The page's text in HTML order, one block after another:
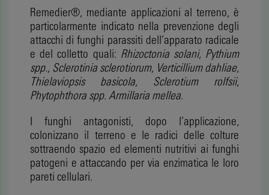
Remedier®, mediante applicazioni al terreno, è
particolarmente indicato nella prevenzione degli
attacchi di funghi parassiti dell’apparato radicale
e del colletto quali: Rhizoctonia solani, Pythium
spp., Sclerotinia sclerotiorum, Verticillium dahliae,
Thielaviopsis basicola, Sclerotium rolfsii,
Phytophthora spp. Armillaria mellea.
I funghi antagonisti, dopo l’applicazione,
colonizzano il terreno e le radici delle colture
sottraendo spazio ed elementi nutritivi ai funghi
patogeni e attaccando per via enzimatica le loro
pareti cellulari.